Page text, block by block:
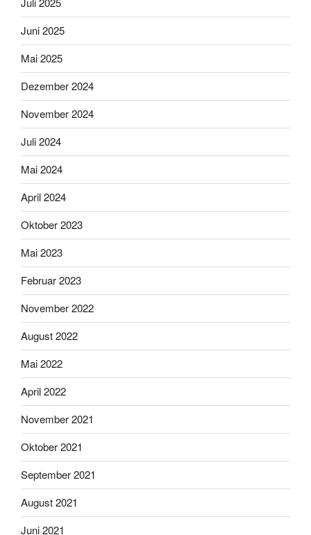
Juni 2025
Mai 2025
Dezember 2024
November 2024
Juli 2024
Mai 2024
April 2024
Oktober 2023
Mai 2023
Februar 2023
November 2022
August 2022
Mai 2022
April 2022
November 2021
Oktober 2021
September 2021
August 2021
Juni 2021